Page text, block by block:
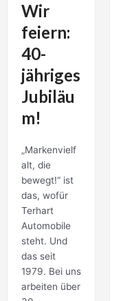
Wir
feiern:
40-
jähriges
Jubiläu
m!
„Markenvielf
alt, die
bewegt!“ ist
das, wofür
Terhart
Automobile
steht. Und
das seit
1979. Bei uns
arbeiten über